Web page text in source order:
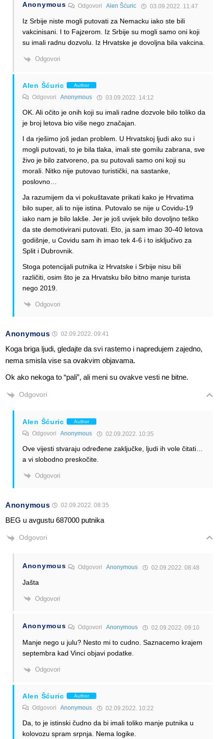
Anonymous OdgovoriAlen Šćuric 03.09.2022. 11:47
Iz Srbije niste mogli putovati za Nemacku iako ste bili
vakcinisani. I to Fajzerom. Iz Srbije su mogli samo oni koji
su imali radnu dozvolu. Iz Hrvatske je dovoljna bila vakcina.
Odgovori
Alen Šćuric Author
Odgovori Anonymous 03.09.2022. 14:12
OK. Ali očito je onih koji su imali radne dozvole bilo toliko da
je broj letova bio više nego značajan.
I da rješimo još jedan problem. U Hrvatskoj ljudi ako su i
mogli putovati, to je bila tlaka, imali ste gomilu zabrana, sve
živo je bilo zatvoreno, pa su putovali samo oni koji su
morali. Nitko nije putovao turistički, na sastanke,
poslovno…
Ja razumijem da vi pokuštavate prikati kako je Hrvatima
bilo super, ali to nije istina. Putovalo se nije u Covidu-19
iako nam je bilo lakše. Jer je još uvijek bilo dovoljno teško
da ste demotivirani putovati. Eto, ja sam imao 30-40 letova
godišnje, u Covidu sam ih imao tek 4-6 i to isključivo za
Split i Dubrovnik.
Stoga potencijali putnika iz Hrvatske i Srbije nisu bili
različiti, osim što je za Hrvatsku bilo bitno manje turista
nego 2019.
Odgovori
Anonymous 02.09.2022. 09:41
Koga briga ljudi, gledajte da svi rastemo i napredujem zajedno,
nema smisla vise sa ovakvim objavama.
Ok ako nekoga to “pali”, ali meni su ovakve vesti ne bitne.
Odgovori
Alen Šćuric Author
Odgovori Anonymous 02.09.2022. 10:35
Ove vijesti stvaraju određene zaključke, ljudi ih vole čitati…
a vi slobodno preskočite.
Odgovori
Anonymous 02.09.2022. 08:35
BEG u avgustu 687000 putnika
Odgovori
Anonymous OdgovoriAnonymous 02.09.2022. 08:48
Jašta
Odgovori
Anonymous OdgovoriAnonymous 02.09.2022. 09:10
Manje nego u julu? Nesto mi to cudno. Saznacemo krajem
septembra kad Vinci objavi podatke.
Odgovori
Alen Šćuric Author
Odgovori Anonymous 02.09.2022. 10:22
Da, to je istinski čudno da bi imali toliko manje putnika u
kolovozu spram srpnja. Nema logike.